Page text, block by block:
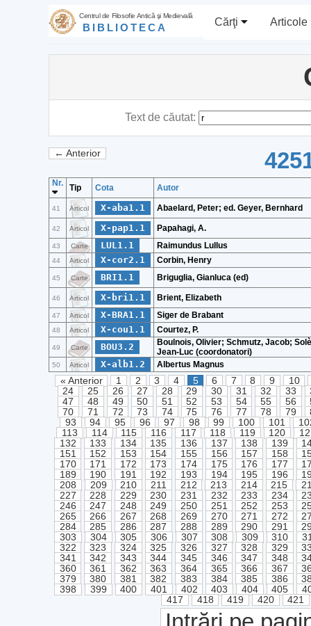
Centrul de Filosofie Antică şi Medievală
BIBLIOTECA Cărţi Articole
Text de căutat:
← Anterior
Nr. Tip Cota Autor
41 Articol X-aba1.1 Abaelard, Peter; ed. Geyer, Bernhard
42 Articol X-pap1.1 Papahagi, A.
43 Carte LUL1.1 Raimundus Lullus
44 Articol X-cor2.1 Corbin, Henry
45 Carte BRI1.1 Briguglia, Gianluca (ed)
46 Articol X-bri1.1 Brient, Elizabeth
47 Articol X-BRA1.1 Siger de Brabant
48 Articol X-cou1.1 Courtez, P.
49 Carte BOU3.2
Boulnois, Olivier; Schmutz, Jacob;
Jean-Luc (coordonatori)
50 Articol X-alb1.2 Albertus Magnus
« Anterior 1 2 3 4 5 6 7 8 9
10
24
25 26 27 28 29 30 31 32 33
47
48 49 50 51 52 53 54 55 56
70
71 72 73 74 75 76 77 78 79
93
94 95 96 97 98 99 100 101
113
114 115 116 117 118 119 120
132
133 134 135 136 137 138 139
151
152 153 154 155 156 157 158
170
171 172 173 174 175 176 177
189
190 191 192 193 194 195 196
208
209 210 211 212 213 214 215
227
228 229 230 231 232 233 234
246
247 248 249 250 251 252 253
265
266 267 268 269 270 271 272
284
285 286 287 288 289 290 291
303
304 305 306 307 308 309 310
322
323 324 325 326 327 328 329
341
342 343 344 345 346 347 348
360
361 362 363 364 365 366 367
379
380 381 382 383 384 385 386
398
399 400 401 402 403 404 405
417
418 419 420 421